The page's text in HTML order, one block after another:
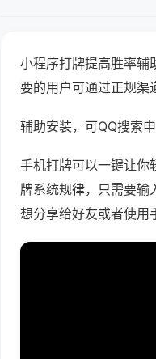
小程序打牌提高胜率辅
要的用户可通过正规渠
辅助安装，可QQ搜索
手机打牌可以一键让你
牌系统规律，只需要输
想分享给好友或者使用